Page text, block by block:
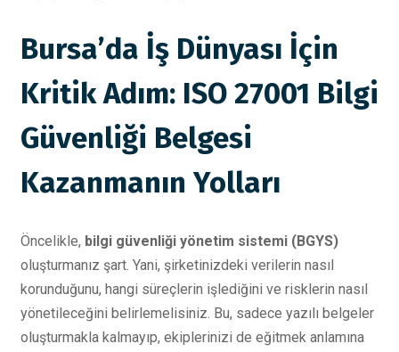
Bursa’da İş Dünyası İçin
Kritik Adım: ISO 27001 Bilgi
Güvenliği Belgesi
Kazanmanın Yolları
Öncelikle, bilgi güvenliği yönetim sistemi (BGYS)
oluşturmanız şart. Yani, şirketinizdeki verilerin nasıl
korunduğunu, hangi süreçlerin işlediğini ve risklerin nasıl
yönetileceğini belirlemelisiniz. Bu, sadece yazılı belgeler
oluşturmakla kalmayıp, ekiplerinizi de eğitmek anlamına